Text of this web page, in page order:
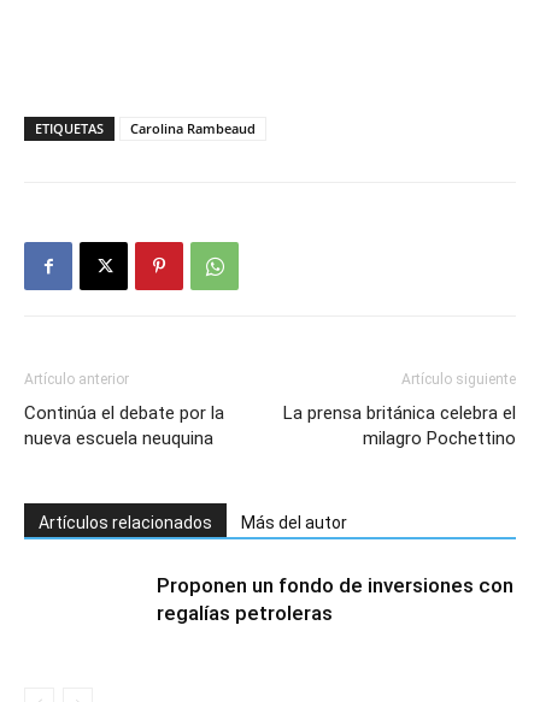
ETIQUETAS Carolina Rambeaud
Artículo anterior
Continúa el debate por la
nueva escuela neuquina
Artículo siguiente
La prensa británica celebra el
milagro Pochettino
Artículos relacionados Más del autor
Proponen un fondo de inversiones con
regalías petroleras